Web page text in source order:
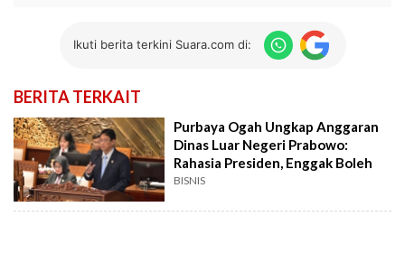
Ikuti berita terkini Suara.com di:
BERITA TERKAIT
Purbaya Ogah Ungkap Anggaran
Dinas Luar Negeri Prabowo:
Rahasia Presiden, Enggak Boleh
BISNIS